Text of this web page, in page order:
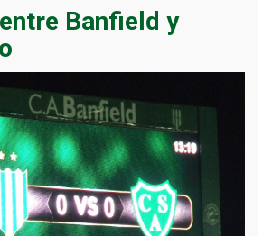
Banfield y